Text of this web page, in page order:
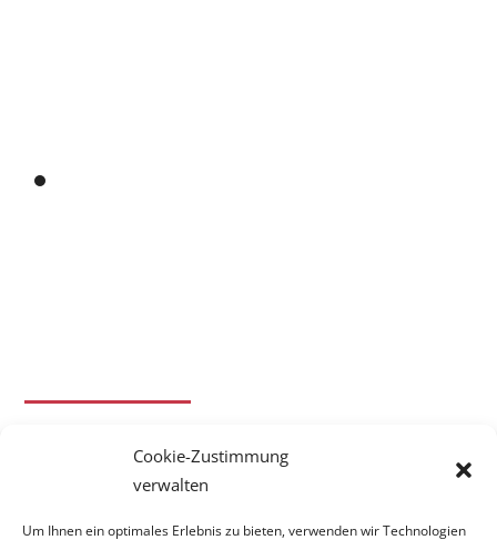
Cookie-Zustimmung
verwalten
Um Ihnen ein optimales Erlebnis zu bieten, verwenden wir Technologien